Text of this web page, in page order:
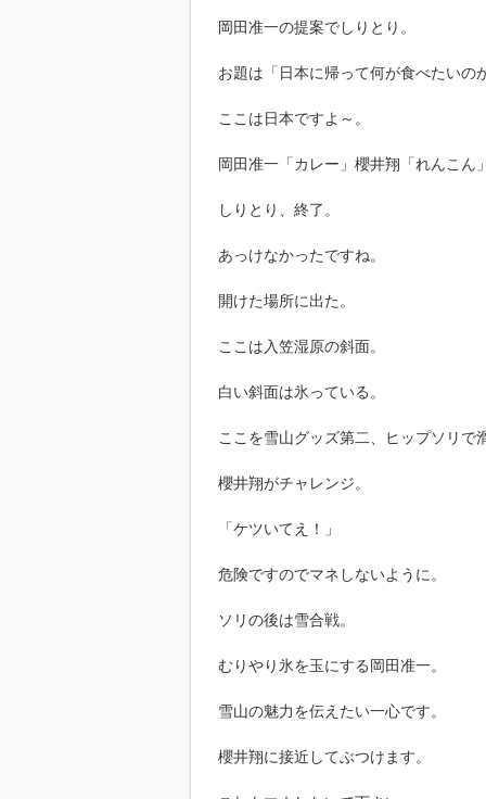
岡田准一の提案でしりとり。
お題は「日本に帰って何が食べたいの
ここは日本ですよ～。
岡田准一「カレー」櫻井翔「れんこん
しりとり、終了。
あっけなかったですね。
開けた場所に出た。
ここは入笠湿原の斜面。
白い斜面は氷っている。
ここを雪山グッズ第二、ヒップソリで
櫻井翔がチャレンジ。
「ケツいてえ！」
危険ですのでマネしないように。
ソリの後は雪合戦。
むりやり氷を玉にする岡田准一。
雪山の魅力を伝えたい一心です。
櫻井翔に接近してぶつけます。